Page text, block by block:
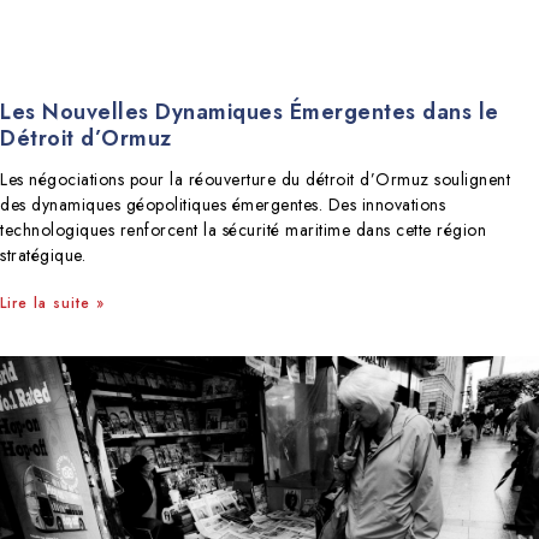
Les Nouvelles Dynamiques Émergentes dans le
Détroit d’Ormuz
Les négociations pour la réouverture du détroit d’Ormuz soulignent
des dynamiques géopolitiques émergentes. Des innovations
technologiques renforcent la sécurité maritime dans cette région
stratégique.
Lire la suite »